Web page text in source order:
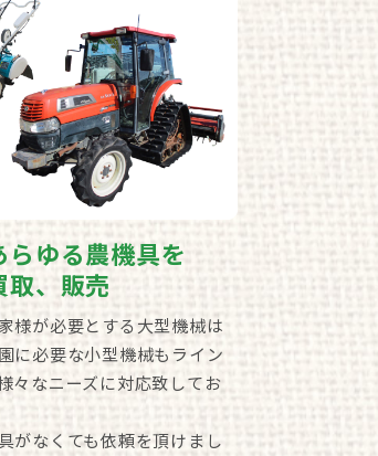
らゆる農機具を
取、販売
様が必要とする大型機械は
に必要な小型機械もライン
々なニーズに対応致してお
がなくても依頼を頂けまし